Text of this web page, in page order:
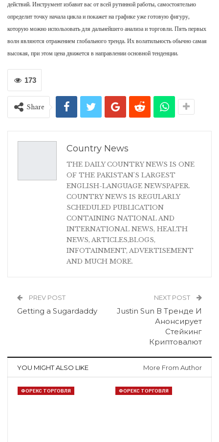
действий. Инструмент избавит вас от всей рутинной работы, самостоятельно
определит точку начала цикла и покажет на графике уже готовую фигуру,
которую можно использовать для дальнейшего анализа и торговли. Пять первых
волн являются отражением глобального тренда. Их волатильность обычно самая
высокая, при этом цена движется в направлении основной тенденции.
173
Share
Country News
THE DAILY COUNTRY NEWS IS ONE
OF THE PAKISTAN'S LARGEST
ENGLISH-LANGUAGE NEWSPAPER.
COUNTRY NEWS IS REGULARLY
SCHEDULED PUBLICATION
CONTAINING NATIONAL AND
INTERNATIONAL NEWS, HEALTH
NEWS, ARTICLES,BLOGS,
INFOTAINMENT, ADVERTISEMENT
AND MUCH MORE.
PREV POST
Getting a Sugardaddy
NEXT POST
Justin Sun В Тренде И
Анонсирует
Стейкинг
Криптовалют
YOU MIGHT ALSO LIKE More From Author
ФОРЕКС ТОРГОВЛЯ ФОРЕКС ТОРГОВЛЯ